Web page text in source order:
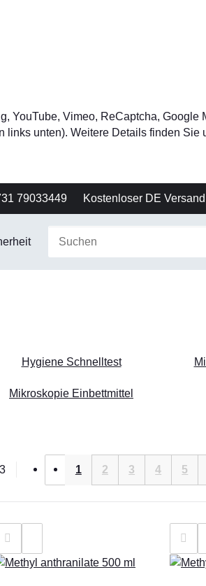
YouTube, Vimeo, ReCaptcha, Google
links unten). Weitere Details finden Sie
79033449 Kostenloser DE
Gerätetechnik
Hygiene Schnelltest
Mikroskopie Einbettmittel
1 2 3 4 5